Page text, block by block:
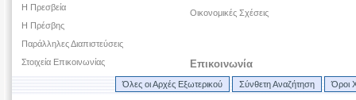
Η Πρεσβεία
Η Πρέσβης
Παράλληλες Διαπιστεύσεις
Στοιχεία Επικοινωνίας
Οικονομικές Σχέσεις
Επικοινωνία
Όλες οι Αρχές Εξωτερικού Σύνθετη Αναζήτηση Όροι